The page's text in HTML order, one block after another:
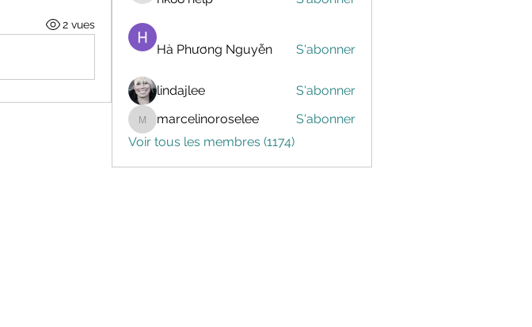
2 vues
Hà Phương Nguyễn S'abonner
lindajlee S'abonner
marcelinoroselee
marcelinoroselee
S'abonner
Voir tous les membres (1174)